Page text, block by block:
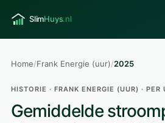
Home/Frank Energie (uur)/2025
HISTORIE · FRANK ENERGIE (UUR) · PER
Gemiddelde